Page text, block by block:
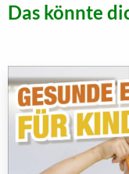
Das könnte